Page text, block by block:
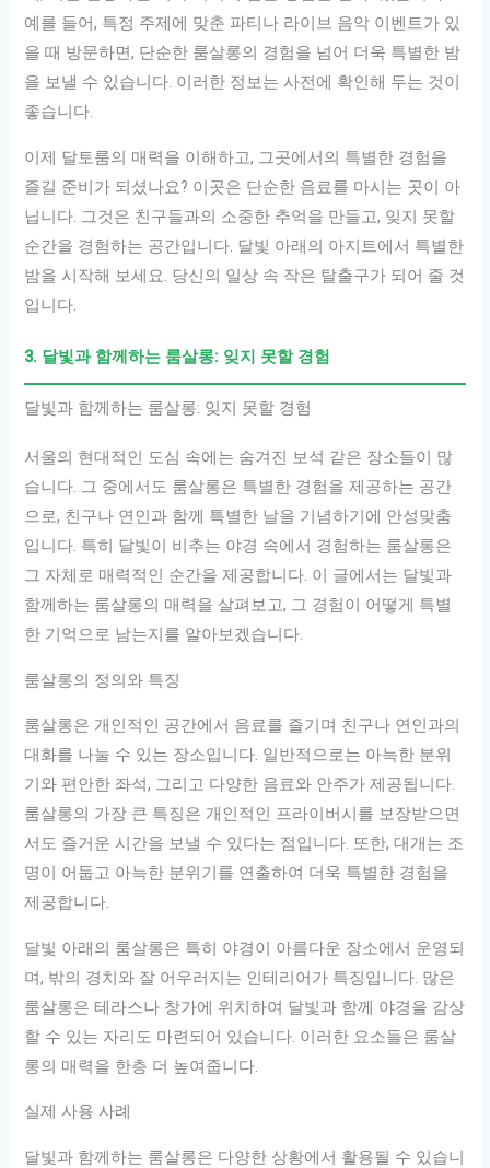
예를 들어, 특정 주제에 맞춘 파티나 라이브 음악 이벤트가 있
을 때 방문하면, 단순한 룸살롱의 경험을 넘어 더욱 특별한 밤
을 보낼 수 있습니다. 이러한 정보는 사전에 확인해 두는 것이
좋습니다.
이제 달토룸의 매력을 이해하고, 그곳에서의 특별한 경험을
즐길 준비가 되셨나요? 이곳은 단순한 음료를 마시는 곳이 아
닙니다. 그것은 친구들과의 소중한 추억을 만들고, 잊지 못할
순간을 경험하는 공간입니다. 달빛 아래의 아지트에서 특별한
밤을 시작해 보세요. 당신의 일상 속 작은 탈출구가 되어 줄 것
입니다.
3. 달빛과 함께하는 룸살롱: 잊지 못할 경험
달빛과 함께하는 룸살롱: 잊지 못할 경험
서울의 현대적인 도심 속에는 숨겨진 보석 같은 장소들이 많
습니다. 그 중에서도 룸살롱은 특별한 경험을 제공하는 공간
으로, 친구나 연인과 함께 특별한 날을 기념하기에 안성맞춤
입니다. 특히 달빛이 비추는 야경 속에서 경험하는 룸살롱은
그 자체로 매력적인 순간을 제공합니다. 이 글에서는 달빛과
함께하는 룸살롱의 매력을 살펴보고, 그 경험이 어떻게 특별
한 기억으로 남는지를 알아보겠습니다.
룸살롱의 정의와 특징
룸살롱은 개인적인 공간에서 음료를 즐기며 친구나 연인과의
대화를 나눌 수 있는 장소입니다. 일반적으로는 아늑한 분위
기와 편안한 좌석, 그리고 다양한 음료와 안주가 제공됩니다.
룸살롱의 가장 큰 특징은 개인적인 프라이버시를 보장받으면
서도 즐거운 시간을 보낼 수 있다는 점입니다. 또한, 대개는 조
명이 어둡고 아늑한 분위기를 연출하여 더욱 특별한 경험을
제공합니다.
달빛 아래의 룸살롱은 특히 야경이 아름다운 장소에서 운영되
며, 밖의 경치와 잘 어우러지는 인테리어가 특징입니다. 많은
룸살롱은 테라스나 창가에 위치하여 달빛과 함께 야경을 감상
할 수 있는 자리도 마련되어 있습니다. 이러한 요소들은 룸살
롱의 매력을 한층 더 높여줍니다.
실제 사용 사례
달빛과 함께하는 룸살롱은 다양한 상황에서 활용될 수 있습니